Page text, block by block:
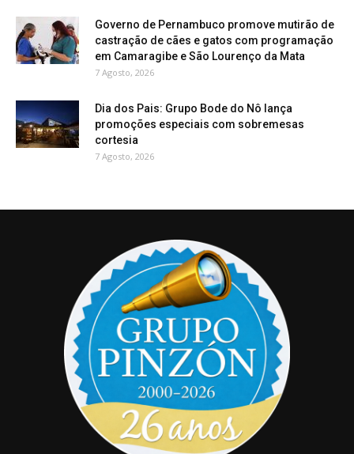
Governo de Pernambuco promove mutirão de
castração de cães e gatos com programação
em Camaragibe e São Lourenço da Mata
7 Agosto, 2026
Dia dos Pais: Grupo Bode do Nô lança
promoções especiais com sobremesas
cortesia
7 Agosto, 2026